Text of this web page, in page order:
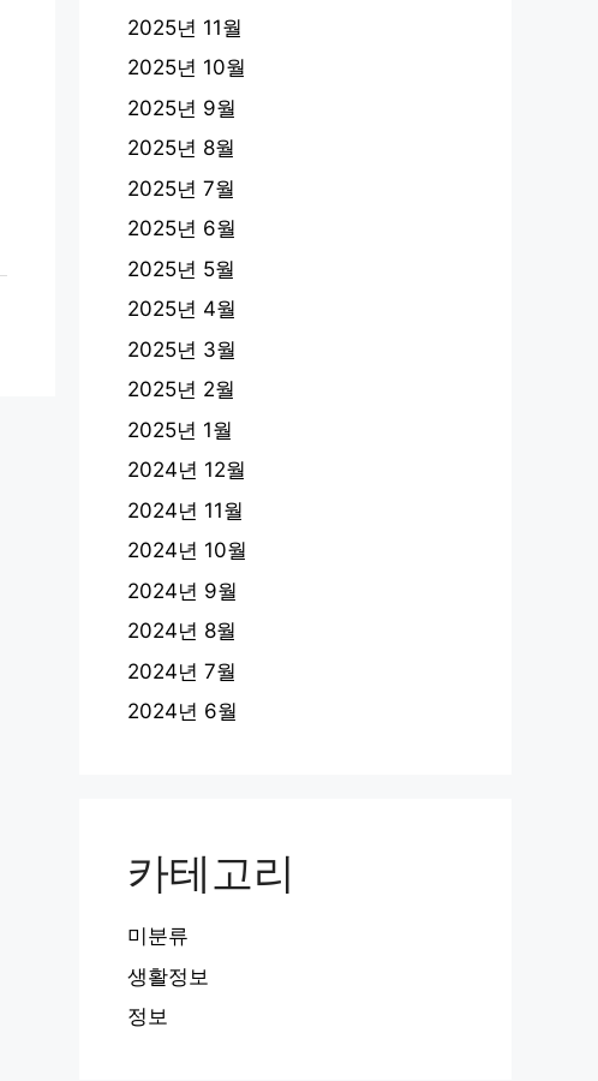
2025년 11월
2025년 10월
2025년 9월
2025년 8월
2025년 7월
2025년 6월
2025년 5월
2025년 4월
2025년 3월
2025년 2월
2025년 1월
2024년 12월
2024년 11월
2024년 10월
2024년 9월
2024년 8월
2024년 7월
2024년 6월
카테고리
미분류
생활정보
정보